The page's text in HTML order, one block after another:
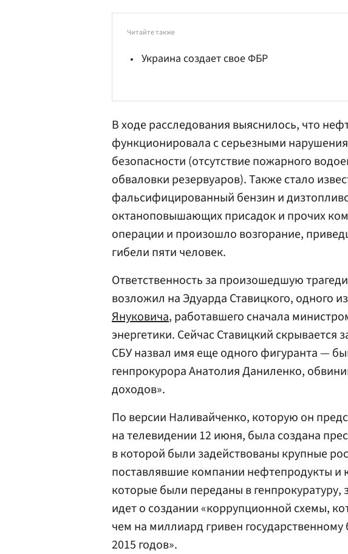
Читайте также
Украина создает свое ФБР
В ходе расследования выяснилось, что
функционировала с серьезными
безопасности (отсутствие пожарного
обваловки резервуаров). Также стало
фальсифицированный бензин и
октаноповышающих присадок и прочих
операции и произошло возгорание,
гибели пяти человек.
Ответственность за произошедшую
возложил на Эдуарда Ставицкого, одного
Януковича, работавшего сначала
энергетики. Сейчас Ставицкий скрывается
СБУ назвал имя еще одного фигуранта —
генпрокурора Анатолия Даниленко,
доходов».
По версии Наливайченко, которую он
на телевидении 12 июня, была создана
в которой были задействованы крупные
поставлявшие компании нефтепродукты и
которые были переданы в генпрокуратуру,
идет о создании «коррупционной схемы,
чем на миллиард гривен
2015 годов».